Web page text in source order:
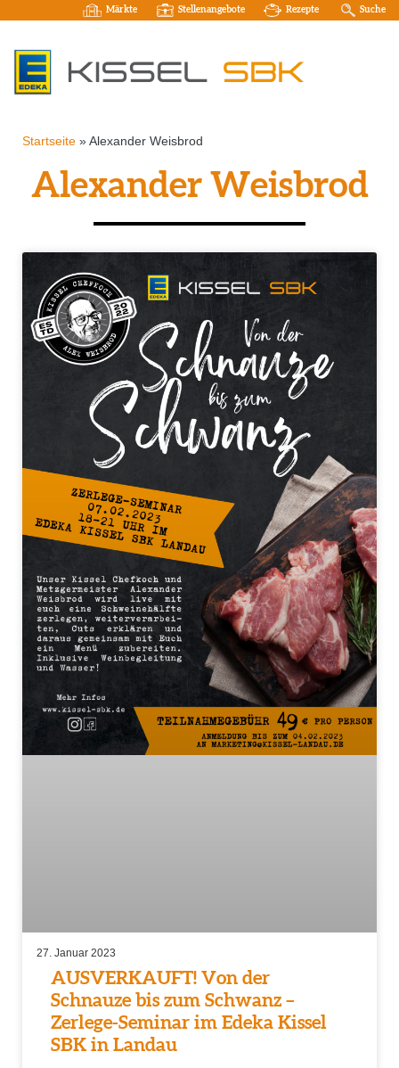
Märkte Stellenangebote Rezepte Suche
Startseite » Alexander Weisbrod
Alexander Weisbrod
AUSVERKAUFT! Von der
Schnauze bis zum Schwanz –
Zerlege-Seminar im Edeka Kissel
SBK in Landau
27. Januar 2023